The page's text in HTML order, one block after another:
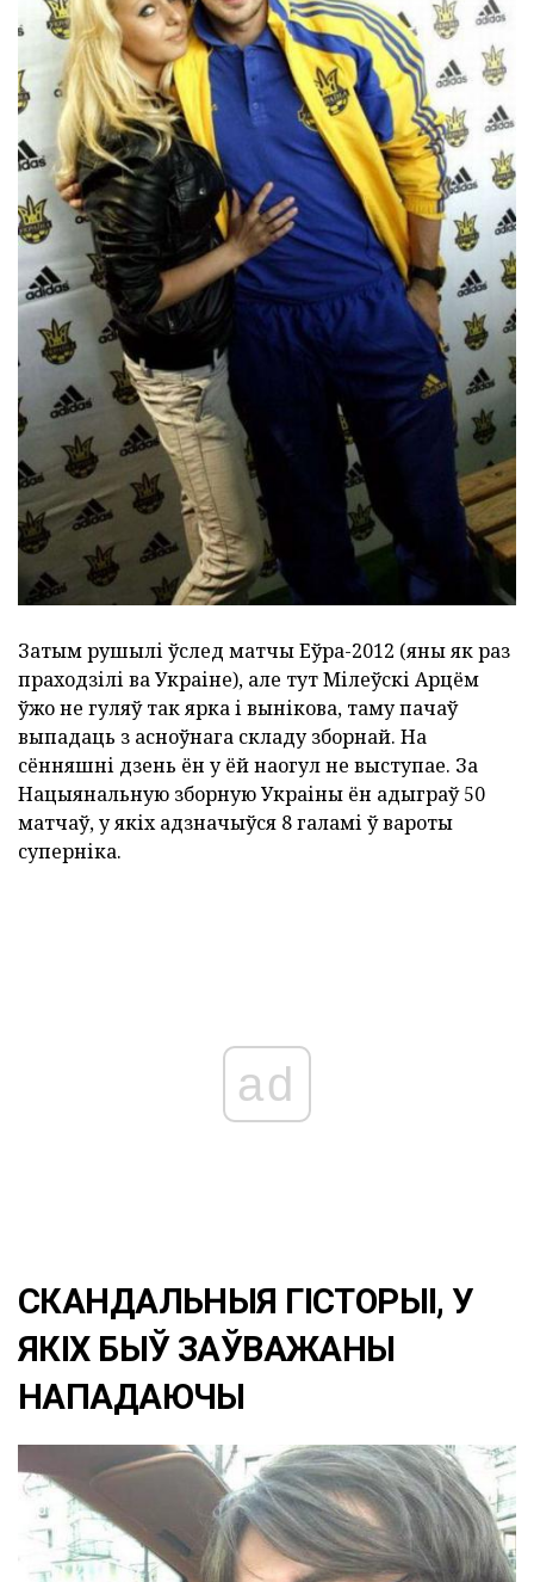
Затым рушылі ўслед матчы Еўра-2012 (яны як раз
праходзілі ва Украіне), але тут Мілеўскі Арцём
ўжо не гуляў так ярка і вынікова, таму пачаў
выпадаць з асноўнага складу зборнай. На
сённяшні дзень ён у ёй наогул не выступае. За
Нацыянальную зборную Украіны ён адыграў 50
матчаў, у якіх адзначыўся 8 галамі ў вароты
суперніка.
ad
СКАНДАЛЬНЫЯ ГІСТОРЫІ, У
ЯКІХ БЫЎ ЗАЎВАЖАНЫ
НАПАДАЮЧЫ